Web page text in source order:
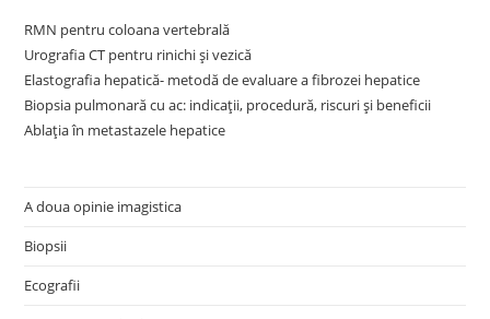
RMN pentru coloana vertebrală
Urografia CT pentru rinichi și vezică
Elastografia hepatică- metodă de evaluare a fibrozei hepatice
Biopsia pulmonară cu ac: indicații, procedură, riscuri și beneficii
Ablația în metastazele hepatice
A doua opinie imagistica
Biopsii
Ecografii